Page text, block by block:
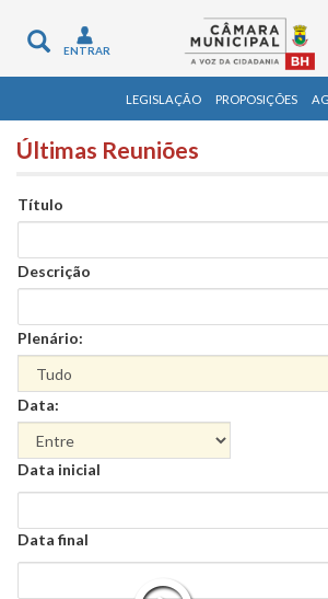
Toggle
navigation
ENTRAR
LEGISLAÇÃO PROPOSIÇÕES
Últimas Reuniões
Título
Descrição
Plenário:
Data:
Data
Data inicial
Data
Data final